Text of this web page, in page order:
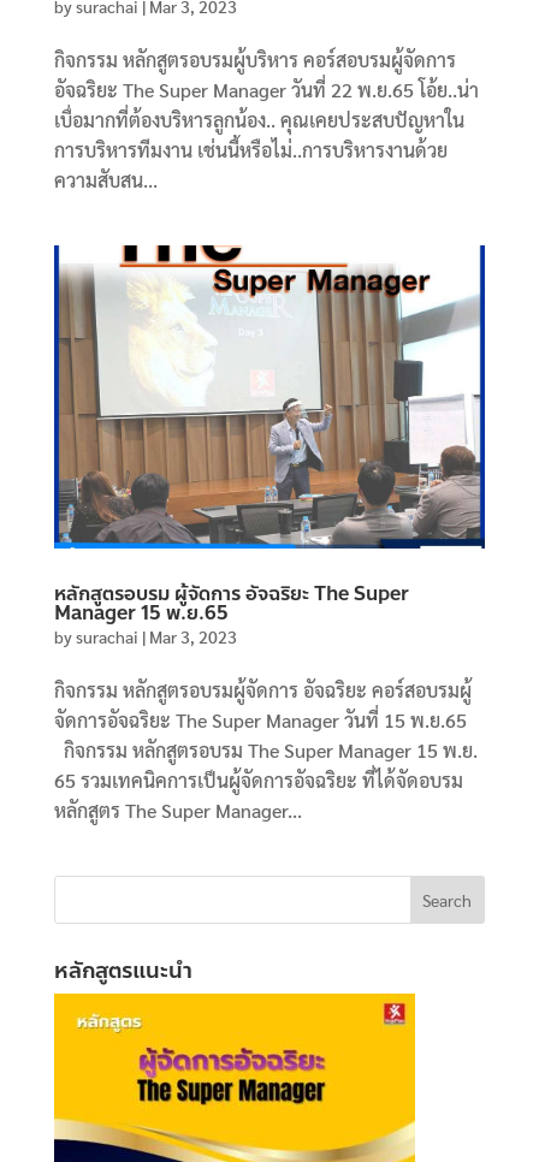
bysurachai | Mar 3, 2023
กิจกรรม หลักสูตรอบรมผู้บริหาร คอร์สอบรมผู้จัดการ
อัจฉริยะ The Super Manager วันที่ 22 พ.ย.65 โอ้ย..น่า
เบื่อมากที่ต้องบริหารลูกน้อง.. คุณเคยประสบปัญหาใน
การบริหารทีมงาน เช่นนี้หรือไม่..การบริหารงานด้วย
ความสับสน...
หลักสูตรอบรม ผู้จัดการ อัจฉริยะ The Super
Manager 15 พ.ย.65
bysurachai | Mar 3, 2023
กิจกรรม หลักสูตรอบรมผู้จัดการ อัจฉริยะ คอร์สอบรมผู้
จัดการอัจฉริยะ The Super Manager วันที่ 15 พ.ย.65
กิจกรรม หลักสูตรอบรม The Super Manager 15 พ.ย.
65 รวมเทคนิคการเป็นผู้จัดการอัจฉริยะ ที่ได้จัดอบรม
หลักสูตร The Super Manager...
หลักสูตรแนะนำ